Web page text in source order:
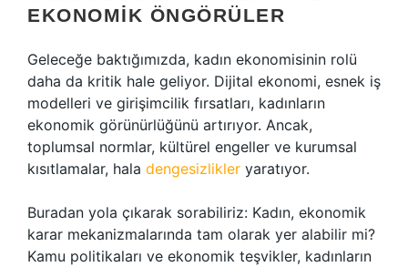
EKONOMIK ÖNGÖRÜLER
Geleceğe baktığımızda, kadın ekonomisinin rolü
daha da kritik hale geliyor. Dijital ekonomi, esnek iş
modelleri ve girişimcilik fırsatları, kadınların
ekonomik görünürlüğünü artırıyor. Ancak,
toplumsal normlar, kültürel engeller ve kurumsal
kısıtlamalar, hala dengesizlikler yaratıyor.
Buradan yola çıkarak sorabiliriz: Kadın, ekonomik
karar mekanizmalarında tam olarak yer alabilir mi?
Kamu politikaları ve ekonomik teşvikler, kadınların